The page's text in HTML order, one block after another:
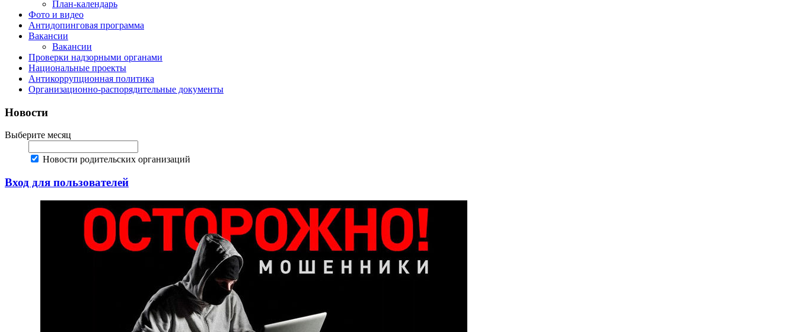
План-календарь
Фото и видео
Антидопинговая программа
Вакансии
Вакансии
Проверки надзорными органами
Национальные проекты
Антикоррупционная политика
Организационно-распорядительные документы
Новости
Выберите месяц
Новости родительских организаций
Вход для пользователей